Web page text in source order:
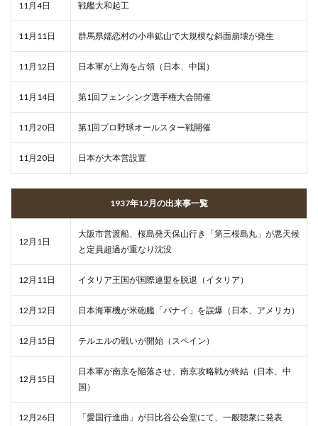
11月4日 戦艦大和起工
11月11日 群馬県嬬恋村の小串鉱山で大規模な斜面崩壊が発生
11月12日 日本軍が上海を占領（日本、中国）
11月14日 第1回フェンシング選手権大会開催
11月20日 第1回プロ野球オールスター戦開催
11月20日 日本が大本営設置
1937年12月の出来事一覧
12月1日
大阪市営渡船、桜島発天保山行き「第三桜島丸」が悪天候
と定員超過が重なり沈没
12月11日 イタリア王国が国際連盟を脱退（イタリア）
12月12日 日本海軍機が米砲艦「パナイ」を誤爆（日本、アメリカ）
12月15日 テルエルの戦いが開始（スペイン）
12月15日
日本軍が南京を陥落させ、南京攻略戦が終結（日本、中
国）
12月26日 「愛国行進曲」が日比谷公会堂にて、一般聴衆に発表